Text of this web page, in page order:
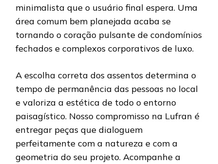
minimalista que o usuário final espera. Uma
área comum bem planejada acaba se
tornando o coração pulsante de condomínios
fechados e complexos corporativos de luxo.
A escolha correta dos assentos determina o
tempo de permanência das pessoas no local
e valoriza a estética de todo o entorno
paisagístico. Nosso compromisso na Lufran é
entregar peças que dialoguem
perfeitamente com a natureza e com a
geometria do seu projeto. Acompanhe a